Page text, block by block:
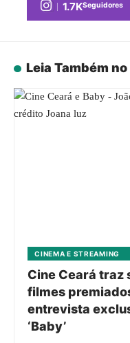
1.7KSeguidores
Leia Também
CINEMA E STREAMING
Cine Ceará traz
filmes
entrevista
‘Baby’